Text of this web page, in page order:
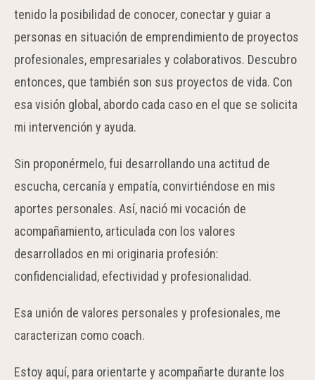
tenido la posibilidad de conocer, conectar y guiar a
personas en situación de emprendimiento de proyectos
profesionales, empresariales y colaborativos. Descubro
entonces, que también son sus proyectos de vida. Con
esa visión global, abordo cada caso en el que se solicita
mi intervención y ayuda.
Sin proponérmelo, fui desarrollando una actitud de
escucha, cercanía y empatía, convirtiéndose en mis
aportes personales. Así, nació mi vocación de
acompañamiento, articulada con los valores
desarrollados en mi originaria profesión:
confidencialidad, efectividad y profesionalidad.
Esa unión de valores personales y profesionales, me
caracterizan como coach.
Estoy aquí, para orientarte y acompañarte durante los